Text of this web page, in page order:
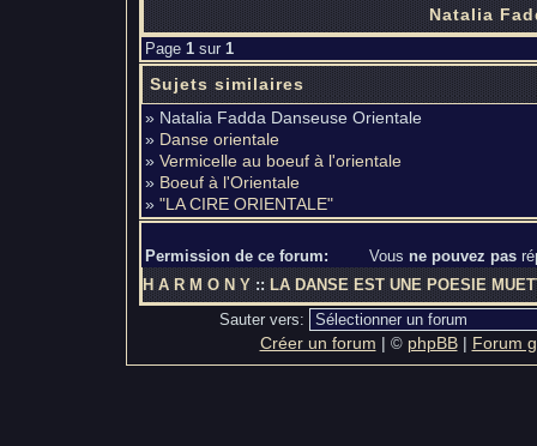
Natalia
Page 1sur 1
Sujets similaires
» Natalia Fadda Danseuse Orientale
» Danse orientale
» Vermicelle au boeuf à l'orientale
» Boeuf à l'Orientale
» "LA CIRE ORIENTALE"
Permission de ce forum: Vous ne pouvez pas
H A R M O N Y:: LA DANSE EST UNE POESIE
Sauter vers:
Créer un forum | © phpBB| Forum